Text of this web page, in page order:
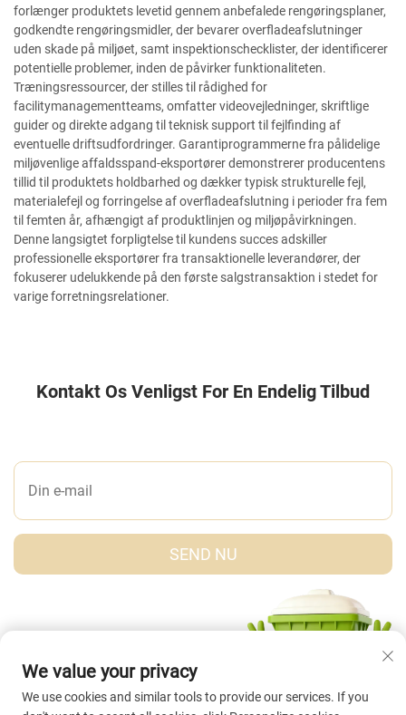
forlænger produktets levetid gennem anbefalede rengøringsplaner,
godkendte rengøringsmidler, der bevarer overfladeafslutninger
uden skade på miljøet, samt inspektionschecklister, der identificerer
potentielle problemer, inden de påvirker funktionaliteten.
Træningsressourcer, der stilles til rådighed for
facilitymanagementteams, omfatter videovejledninger, skriftlige
guider og direkte adgang til teknisk support til fejlfinding af
eventuelle driftsudfordringer. Garantiprogrammerne fra pålidelige
miljøvenlige affaldsspand-eksportører demonstrerer producentens
tillid til produktets holdbarhed og dækker typisk strukturelle fejl,
materialefejl og forringelse af overfladeafslutning i perioder fra fem
til femten år, afhængigt af produktlinjen og miljøpåvirkningen.
Denne langsigtet forpligtelse til kundens succes adskiller
professionelle eksportører fra transaktionelle leverandører, der
fokuserer udelukkende på den første salgstransaktion i stedet for
varige forretningsrelationer.
Kontakt Os Venligst For En Endelig Tilbud
SEND NU
We value your privacy
We use cookies and similar tools to provide our services. If you